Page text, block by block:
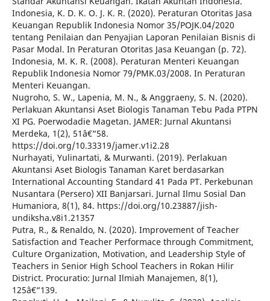
Indonesia, K. D. K. O. J. K. R. (2020). Peraturan Otoritas Jasa
Keuangan Republik Indonesia Nomor 35/POJK.04/2020
tentang Penilaian dan Penyajian Laporan Penilaian Bisnis di
Pasar Modal. In Peraturan Otoritas Jasa Keuangan (p. 72).
Indonesia, M. K. R. (2008). Peraturan Menteri Keuangan
Republik Indonesia Nomor 79/PMK.03/2008. In Peraturan
Menteri Keuangan.
Nugroho, S. W., Lapenia, M. N., & Anggraeny, S. N. (2020).
Perlakuan Akuntansi Aset Biologis Tanaman Tebu Pada PTPN
XI PG. Poerwodadie Magetan. JAMER: Jurnal Akuntansi
Merdeka, 1(2), 51â€“58.
https://doi.org/10.33319/jamer.v1i2.28
Nurhayati, Yulinartati, & Murwanti. (2019). Perlakuan
Akuntansi Aset Biologis Tanaman Karet berdasarkan
International Accounting Standard 41 Pada PT. Perkebunan
Nusantara (Persero) XII Banjarsari. Jurnal Ilmu Sosial Dan
Humaniora, 8(1), 84. https://doi.org/10.23887/jish-
undiksha.v8i1.21357
Putra, R., & Renaldo, N. (2020). Improvement of Teacher
Satisfaction and Teacher Performace through Commitment,
Culture Organization, Motivation, and Leadership Style of
Teachers in Senior High School Teachers in Rokan Hilir
District. Procuratio: Jurnal Ilmiah Manajemen, 8(1),
125â€“139.